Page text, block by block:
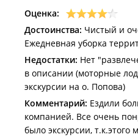
Оценка:
Достоинства: Чистый и
Ежедневная уборка
Недостатки: Нет
в описании (моторные
экскурсии на о. Попова)
Комментарий: Ездили
компанией. Все очень
было экскурсии,